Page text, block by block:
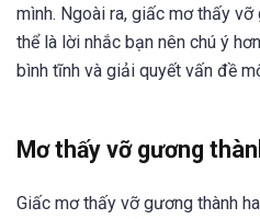
mình. Ngoài ra, giấc mơ thấy
thể là lời nhắc bạn nên chú ý
bình tĩnh và giải quyết vấn đề
Mơ thấy vỡ gương
Giấc mơ thấy vỡ gương thành